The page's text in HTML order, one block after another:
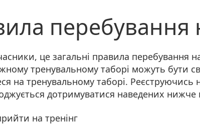
перебування
це загальні правила перебування
тренувальному таборі можуть бути
на тренувальному таборі. Реєструючись
дотримуватися наведених нижче
на тренінг